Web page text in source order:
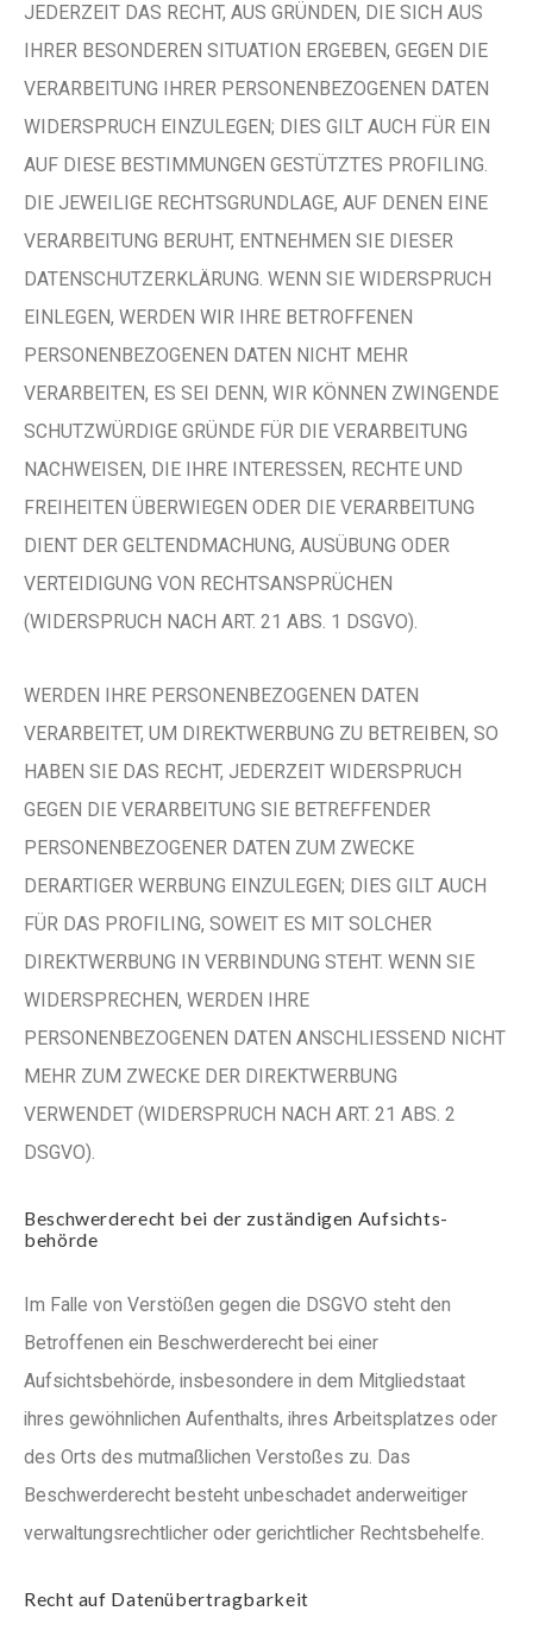
JEDERZEIT DAS RECHT, AUS GRÜNDEN, DIE SICH AUS
IHRER BESONDEREN SITUATION ERGEBEN, GEGEN DIE
VERARBEITUNG IHRER PERSONENBEZOGENEN DATEN
WIDERSPRUCH EINZULEGEN; DIES GILT AUCH FÜR EIN
AUF DIESE BESTIMMUNGEN GESTÜTZTES PROFILING.
DIE JEWEILIGE RECHTSGRUNDLAGE, AUF DENEN EINE
VERARBEITUNG BERUHT, ENTNEHMEN SIE DIESER
DATENSCHUTZERKLÄRUNG. WENN SIE WIDERSPRUCH
EINLEGEN, WERDEN WIR IHRE BETROFFENEN
PERSONENBEZOGENEN DATEN NICHT MEHR
VERARBEITEN, ES SEI DENN, WIR KÖNNEN ZWINGENDE
SCHUTZWÜRDIGE GRÜNDE FÜR DIE VERARBEITUNG
NACHWEISEN, DIE IHRE INTERESSEN, RECHTE UND
FREIHEITEN ÜBERWIEGEN ODER DIE VERARBEITUNG
DIENT DER GELTENDMACHUNG, AUSÜBUNG ODER
VERTEIDIGUNG VON RECHTSANSPRÜCHEN
(WIDERSPRUCH NACH ART. 21 ABS. 1 DSGVO).
WERDEN IHRE PERSONENBEZOGENEN DATEN
VERARBEITET, UM DIREKTWERBUNG ZU BETREIBEN, SO
HABEN SIE DAS RECHT, JEDERZEIT WIDERSPRUCH
GEGEN DIE VERARBEITUNG SIE BETREFFENDER
PERSONENBEZOGENER DATEN ZUM ZWECKE
DERARTIGER WERBUNG EINZULEGEN; DIES GILT AUCH
FÜR DAS PROFILING, SOWEIT ES MIT SOLCHER
DIREKTWERBUNG IN VERBINDUNG STEHT. WENN SIE
WIDERSPRECHEN, WERDEN IHRE
PERSONENBEZOGENEN DATEN ANSCHLIESSEND NICHT
MEHR ZUM ZWECKE DER DIREKTWERBUNG
VERWENDET (WIDERSPRUCH NACH ART. 21 ABS. 2
DSGVO).
Beschwerde­recht bei der zuständigen Aufsichts­
behörde
Im Falle von Verstößen gegen die DSGVO steht den
Betroffenen ein Beschwerderecht bei einer
Aufsichtsbehörde, insbesondere in dem Mitgliedstaat
ihres gewöhnlichen Aufenthalts, ihres Arbeitsplatzes oder
des Orts des mutmaßlichen Verstoßes zu. Das
Beschwerderecht besteht unbeschadet anderweitiger
verwaltungsrechtlicher oder gerichtlicher Rechtsbehelfe.
Recht auf Daten­übertrag­barkeit